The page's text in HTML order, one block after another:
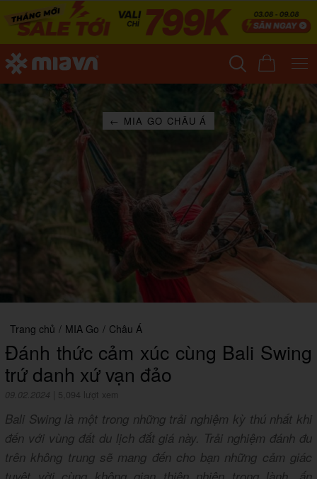
← MIA GO CHÂU Á
Trang chủ / MIA Go / Châu Á
Đánh thức cảm xúc cùng Bali Swing
trứ danh xứ vạn đảo
09.02.2024 5,094 lượt xem
Bali Swing là một trong những trải nghiệm kỳ thú nhất khi
đến với vùng đất du lịch đắt giá này. Trải nghiệm đánh đu
trên không trung sẽ mang đến cho bạn những cảm giác